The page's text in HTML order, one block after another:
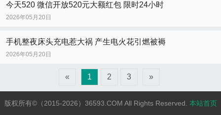
今天520 微信开放520元大额红包 限时24小时
2026年05月20日
手机整夜床头充电惹大祸 产生电火花引燃被褥
2026年05月20日
« 1 2 3 »
版权所有©（2015-2026）36593.COM All Rights Reserved. 本站首页